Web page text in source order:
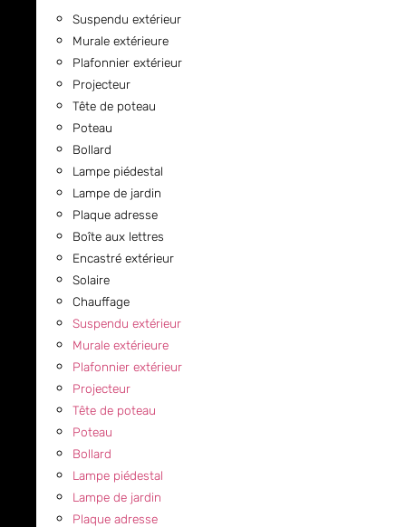
Suspendu extérieur
Murale extérieure
Plafonnier extérieur
Projecteur
Tête de poteau
Poteau
Bollard
Lampe piédestal
Lampe de jardin
Plaque adresse
Boîte aux lettres
Encastré extérieur
Solaire
Chauffage
Suspendu extérieur
Murale extérieure
Plafonnier extérieur
Projecteur
Tête de poteau
Poteau
Bollard
Lampe piédestal
Lampe de jardin
Plaque adresse